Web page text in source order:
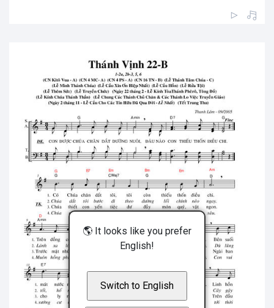
🌎 It looks like you prefer
English!
Switch to English